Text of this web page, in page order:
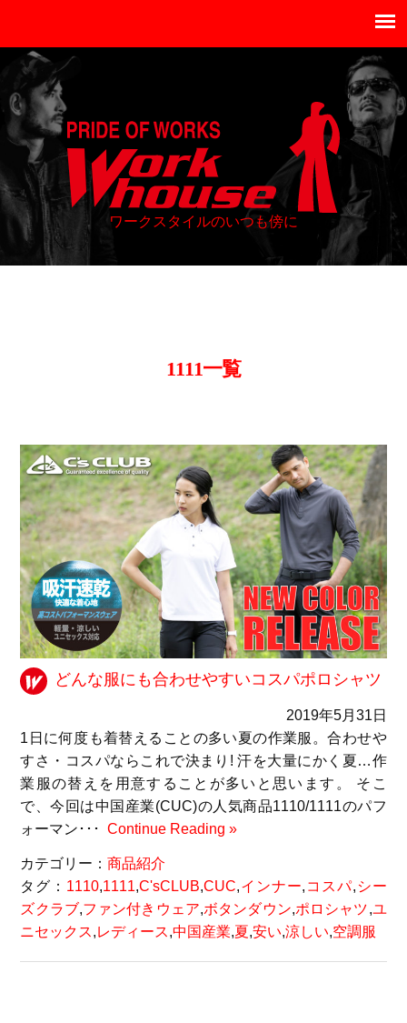
ワークスタイルのいつも傍に
1111一覧
どんな服にも合わせやすいコスパポロシャツ
2019年5月31日
1日に何度も着替えることの多い夏の作業服。合わせや
すさ・コスパならこれで決まり! 汗を大量にかく夏…作
業服の替えを用意することが多いと思います。 そこ
で、今回は中国産業(CUC)の人気商品1110/1111のパフ
ォーマン･･･
Continue Reading »
カテゴリー：商品紹介
タグ： 1110,1111,C'sCLUB,CUC,インナー, コスパ, シー
ズクラブ,ファン付きウェア,ボタンダウン,ポロシャツ,ユ
ニセックス,レディース,中国産業,夏,安い,涼しい,空調服